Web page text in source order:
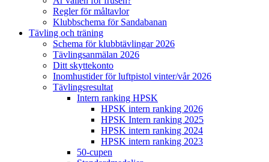
Regler för måltavlor
Klubbschema för Sandabanan
Tävling och träning
Schema för klubbtävlingar 2026
Tävlingsanmälan 2026
Ditt skyttekonto
Inomhustider för luftpistol vinter/vår 2026
Tävlingsresultat
Intern ranking HPSK
HPSK intern ranking 2026
HPSK Intern ranking 2025
HPSK intern ranking 2024
HPSK intern ranking 2023
50-cupen